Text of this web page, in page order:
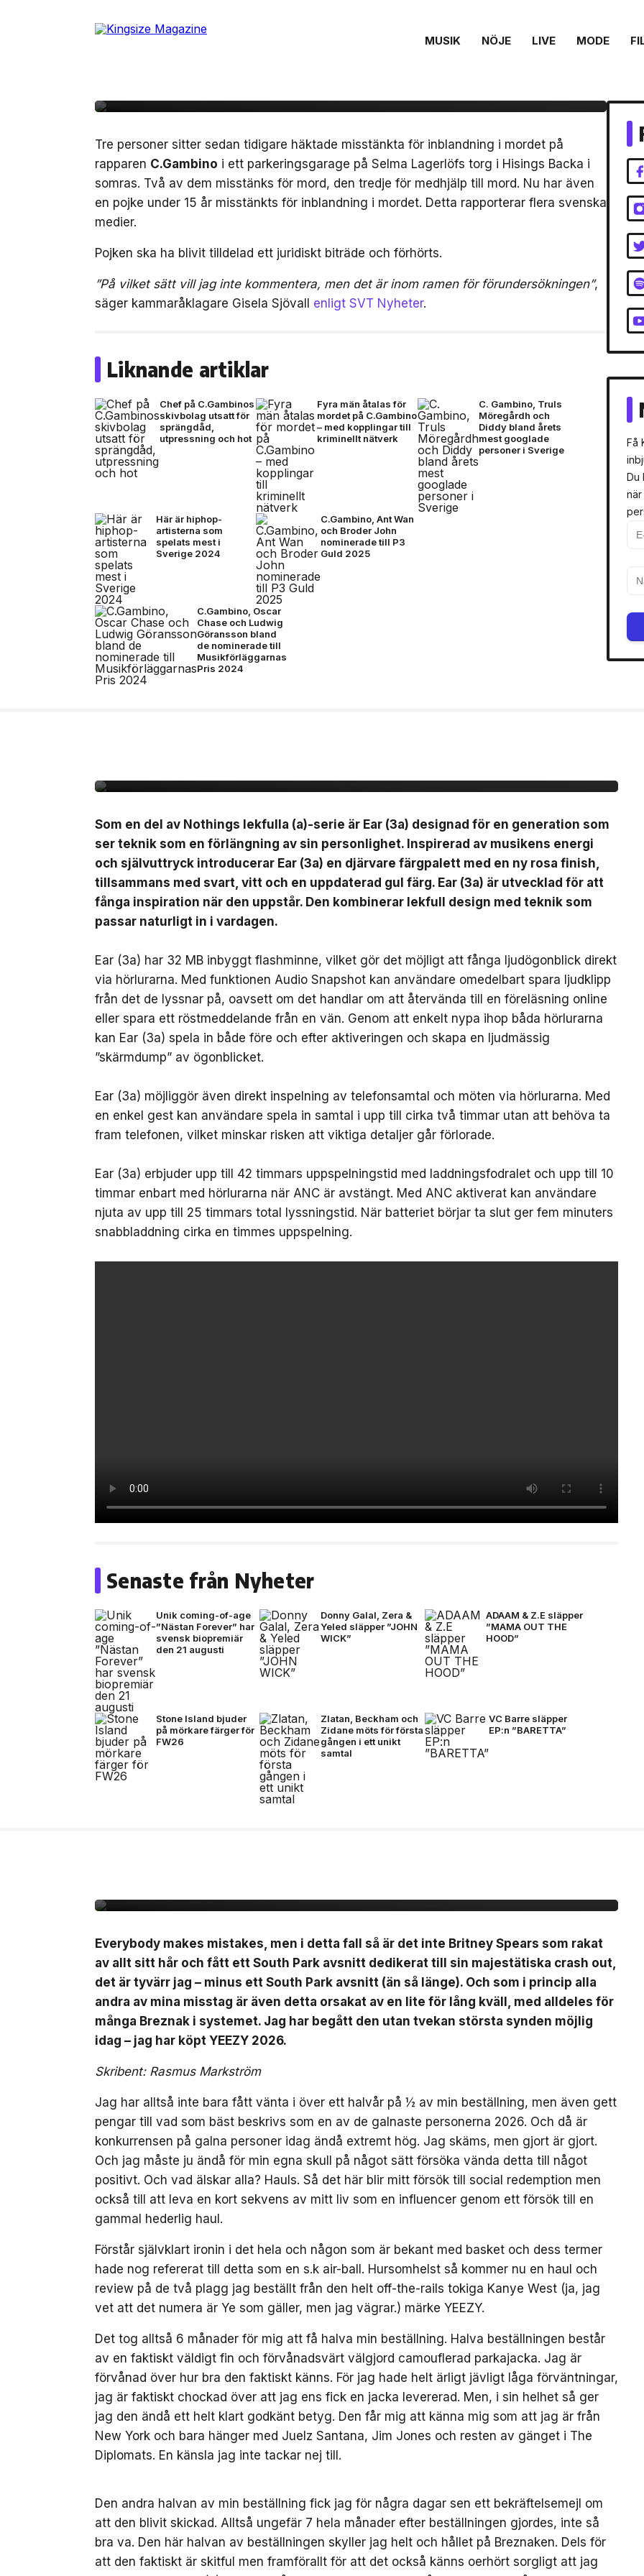
MUSIK NÖJE LIVE MODE
SAMHÄLLE 23 december, 2024
Tre personer sitter sedan tidigare häktade misstänkta för inblandning i mordet på
rapparen C.Gambino i ett parkeringsgarage på Selma Lagerlöfs torg i Hisings Backa i
somras. Två av dem misstänks för mord, den tredje för medhjälp till mord. Nu har även
en pojke under 15 år misstänkts för inblandning i mordet. Detta rapporterar flera svenska
medier.
Pojken ska ha blivit tilldelad ett juridiskt biträde och förhörts.
”På vilket sätt vill jag inte kommentera, men det är inom ramen för förundersökningen”,
säger kammaråklagare Gisela Sjövall enligt SVT Nyheter.
Liknande artiklar
Chef på C.Gambinos
skivbolag utsatt för
sprängdåd,
utpressning och hot
Fyra män åtalas för
mordet på C.Gambino
– med kopplingar till
kriminellt nätverk
C. Gambino, Truls
Möregårdh och
Diddy bland årets
mest googlade
personer i Sverige
Här är hiphop-
artisterna som
spelats mest i
Sverige 2024
C.Gambino, Ant Wan
och Broder John
nominerade till P3
Guld 2025
C.Gambino, Oscar
Chase och Ludwig
Göransson bland
de nominerade till
Musikförläggarnas
Pris 2024
Få
Du
när
Som en del av Nothings lekfulla (a)-serie är Ear (3a) designad för en generation som
ser teknik som en förlängning av sin personlighet. Inspirerad av musikens energi
och självuttryck introducerar Ear (3a) en djärvare färgpalett med en ny rosa finish,
tillsammans med svart, vitt och en uppdaterad gul färg. Ear (3a) är utvecklad för att
fånga inspiration när den uppstår. Den kombinerar lekfull design med teknik som
passar naturligt in i vardagen.
Ear (3a) har 32 MB inbyggt flashminne, vilket gör det möjligt att fånga ljudögonblick direkt
via hörlurarna. Med funktionen Audio Snapshot kan användare omedelbart spara ljudklipp
från det de lyssnar på, oavsett om det handlar om att återvända till en föreläsning online
eller spara ett röstmeddelande från en vän. Genom att enkelt nypa ihop båda hörlurarna
kan Ear (3a) spela in både före och efter aktiveringen och skapa en ljudmässig
”skärmdump” av ögonblicket.
Ear (3a) möjliggör även direkt inspelning av telefonsamtal och möten via hörlurarna. Med
en enkel gest kan användare spela in samtal i upp till cirka två timmar utan att behöva ta
fram telefonen, vilket minskar risken att viktiga detaljer går förlorade.
Ear (3a) erbjuder upp till 42 timmars uppspelningstid med laddningsfodralet och upp till 10
timmar enbart med hörlurarna när ANC är avstängt. Med ANC aktiverat kan användare
njuta av upp till 25 timmars total lyssningstid. När batteriet börjar ta slut ger fem minuters
snabbladdning cirka en timmes uppspelning.
Senaste från Nyheter
Unik coming-of-age
”Nästan Forever” har
svensk biopremiär
den 21 augusti
Donny Galal, Zera &
Yeled släpper ”JOHN
WICK”
ADAAM & Z.E släpper
”MAMA OUT THE
HOOD”
Stone Island bjuder
på mörkare färger för
FW26
Zlatan, Beckham och
Zidane möts för första
gången i ett unikt
samtal
VC Barre släpper
EP:n ”BARETTA”
Everybody makes mistakes, men i detta fall så är det inte Britney Spears som rakat
av allt sitt hår och fått ett South Park avsnitt dedikerat till sin majestätiska crash out,
det är tyvärr jag – minus ett South Park avsnitt (än så länge). Och som i princip alla
andra av mina misstag är även detta orsakat av en lite för lång kväll, med alldeles för
många Breznak i systemet. Jag har begått den utan tvekan största synden möjlig
idag – jag har köpt YEEZY 2026.
Skribent: Rasmus Markström
Jag har alltså inte bara fått vänta i över ett halvår på ½ av min beställning, men även gett
pengar till vad som bäst beskrivs som en av de galnaste personerna 2026. Och då är
konkurrensen på galna personer idag ändå extremt hög. Jag skäms, men gjort är gjort.
Och jag måste ju ändå för min egna skull på något sätt försöka vända detta till något
positivt. Och vad älskar alla? Hauls. Så det här blir mitt försök till social redemption men
också till att leva en kort sekvens av mitt liv som en influencer genom ett försök till en
gammal hederlig haul.
Förstår självklart ironin i det hela och någon som är bekant med basket och dess termer
hade nog refererat till detta som en s.k air-ball. Hursomhelst så kommer nu en haul och
review på de två plagg jag beställt från den helt off-the-rails tokiga Kanye West (ja, jag
vet att det numera är Ye som gäller, men jag vägrar.) märke YEEZY.
Det tog alltså 6 månader för mig att få halva min beställning. Halva beställningen består
av en faktiskt väldigt fin och förvånadsvärt välgjord camouflerad parkajacka. Jag är
förvånad över hur bra den faktiskt känns. För jag hade helt ärligt jävligt låga förväntningar,
jag är faktiskt chockad över att jag ens fick en jacka levererad. Men, i sin helhet så ger
jag den ändå ett helt klart godkänt betyg. Den får mig att känna mig som att jag är från
New York och bara hänger med Juelz Santana, Jim Jones och resten av gänget i The
Diplomats. En känsla jag inte tackar nej till.
Den andra halvan av min beställning fick jag för några dagar sen ett bekräftelsemejl om
att den blivit skickad. Alltså ungefär 7 hela månader efter beställningen gjordes, inte så
bra va. Den här halvan av beställningen skyller jag helt och hållet på Breznaken. Dels för
att den faktiskt är skitful men framförallt för att det också känns oerhört sorgligt att jag